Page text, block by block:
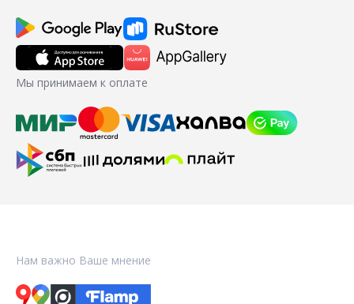
Мы принимаем к оплате
Нам важно Ваше мнение